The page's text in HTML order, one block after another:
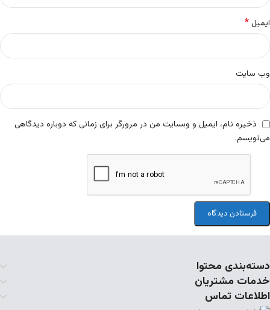
ایمیل*
وب‌ سایت
ذخیره نام، ایمیل و وبسایت من در مرورگر برای زمانی که دوباره دیدگاهی
می‌نویسم.
دسته‌بندی محتوا
خدمات مشتریان
اطلاعات تماس